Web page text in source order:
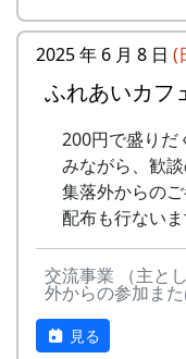
相棒の“うらめし
のとある棚田コ
ブする企画）で
す。（ポン四郎）
水と太陽の国
2000年 加美
うた
No 歌
1
ふるさと
⾥へ
2
加美の⾥か
ら'98
3 永遠の⾥
4
ボーイズ
3 ⽉ーアカリ
- ⽉ーアカリ
4
H
(II)
2025 年 6 月 8 日 (
ふれあいカフ
200円で盛りだ
みながら、歓
集落外からの
配布も行ない
交流事業 （主と
外からの参加ま
見る